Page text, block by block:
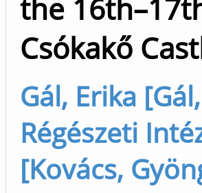
the
Csókakő
Gál, Erika
Régészeti
[Kovács,